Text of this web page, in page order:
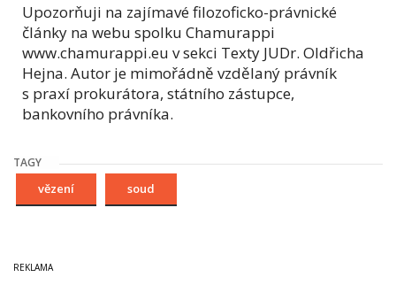
Upozorňuji na zajímavé filozoficko-právnické
články na webu spolku Chamurappi
www.chamurappi.eu v sekci Texty JUDr. Oldřicha
Hejna. Autor je mimořádně vzdělaný právník
s praxí prokurátora, státního zástupce,
bankovního právníka.
TAGY
vězení soud